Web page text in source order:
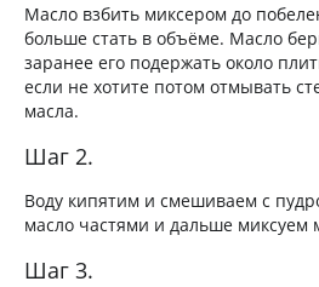
Масло взбить миксером до
больше стать в объёме. Масло
заранее его подержать около
если не хотите потом отмывать
масла.
Шаг 2.
Воду кипятим и смешиваем с
масло частями и дальше миксуем
Шаг 3.